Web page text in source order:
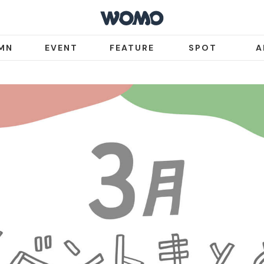
EVENT FEATURE SPOT